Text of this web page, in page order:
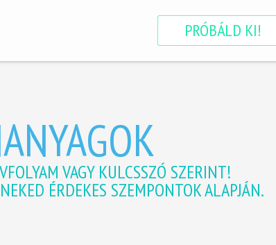
PRÓBÁLD KI!
VAGY KULCSSZÓ SZERINT!
ÉRDEKES SZEMPONTOK ALAPJÁN.